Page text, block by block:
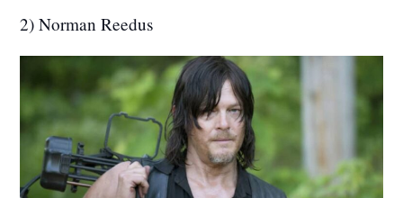
2) Norman Reedus